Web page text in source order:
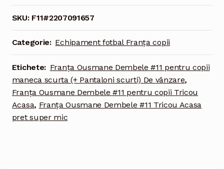
Tricou
2020
pentru
copii
maneca
SKU: F11#2207091657
Categorie: Echipament fotbal Franța copii
Etichete: Franţa Ousmane Dembele #11 pentru copii
maneca scurta (+ Pantaloni scurti) De vânzare,
Franţa Ousmane Dembele #11 pentru copii Tricou
Acasa, Franţa Ousmane Dembele #11 Tricou Acasa
pret super mic